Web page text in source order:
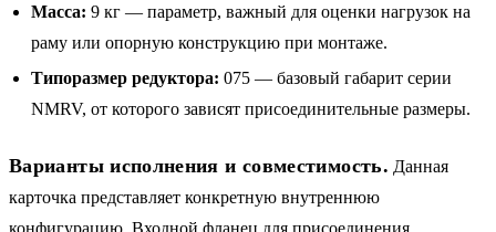
Масса: 9 кг — параметр, важный для оценки нагрузок на
раму или опорную конструкцию при монтаже.
Типоразмер редуктора: 075 — базовый габарит серии
NMRV, от которого зависят присоединительные размеры.
Варианты исполнения и совместимость. Данная
карточка представляет конкретную внутреннюю
конфигурацию. Входной фланец для присоединения